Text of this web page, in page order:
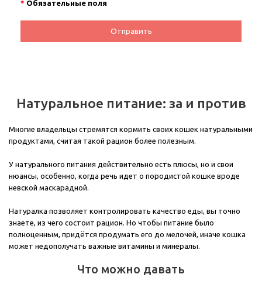
* Обязательные поля
Отправить
Натуральное питание: за и против
Многие владельцы стремятся кормить своих кошек натуральными
продуктами, считая такой рацион более полезным.
У натурального питания действительно есть плюсы, но и свои
нюансы, особенно, когда речь идет о породистой кошке вроде
невской маскарадной.
Натуралка позволяет контролировать качество еды, вы точно
знаете, из чего состоит рацион. Но чтобы питание было
полноценным, придётся продумать его до мелочей, иначе кошка
может недополучать важные витамины и минералы.
Что можно давать